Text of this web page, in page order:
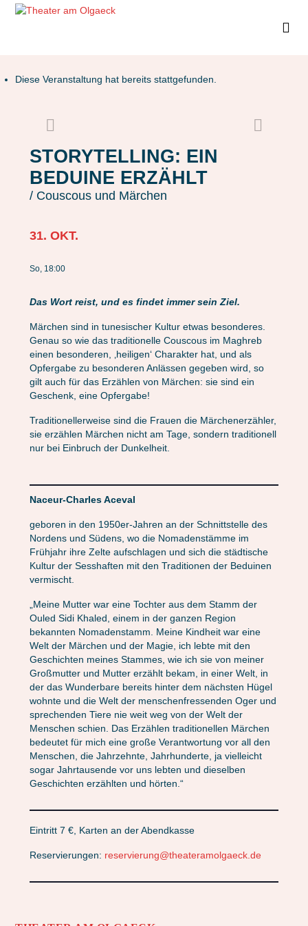
Diese Veranstaltung hat bereits stattgefunden.
STORYTELLING: EIN
BEDUINE ERZÄHLT
/ Couscous und Märchen
31. OKT.
So, 18:00
Das Wort reist, und es findet immer sein Ziel.
Märchen sind in tunesischer Kultur etwas besonderes.
Genau so wie das traditionelle Couscous im Maghreb
einen besonderen, ‚heiligen‘ Charakter hat, und als
Opfergabe zu besonderen Anlässen gegeben wird, so
gilt auch für das Erzählen von Märchen: sie sind ein
Geschenk, eine Opfergabe!
Traditionellerweise sind die Frauen die Märchenerzähler,
sie erzählen Märchen nicht am Tage, sondern traditionell
nur bei Einbruch der Dunkelheit.
Naceur-Charles Aceval
geboren in den 1950er-Jahren an der Schnittstelle des
Nordens und Südens, wo die Nomaden­stämme im
Frühjahr ihre Zelte aufschlagen und sich die städtische
Kultur der Sesshaften mit den Traditionen der Beduinen
vermischt.
„Meine Mutter war eine Tochter aus dem Stamm der
Ouled Sidi Khaled, einem in der ganzen Region
bekannten Nomadenstamm. Meine Kindheit war eine
Welt der Märchen und der Magie, ich lebte mit den
Geschichten meines Stammes, wie ich sie von meiner
Großmutter und Mutter erzählt bekam, in einer Welt, in
der das Wunderbare bereits hinter dem nächsten Hügel
wohnte und die Welt der menschenfressenden Oger und
sprechenden Tiere nie weit weg von der Welt der
Menschen schien. Das Erzählen traditionellen Märchen
bedeutet für mich eine große Verantwortung vor all den
Menschen, die Jahrzehnte, Jahrhunderte, ja vielleicht
sogar Jahrtausende vor uns lebten und dieselben
Geschichten erzählten und hörten.“
Eintritt 7 €, Karten an der Abendkasse
Reservierungen: reservierung@theateramolgaeck.de